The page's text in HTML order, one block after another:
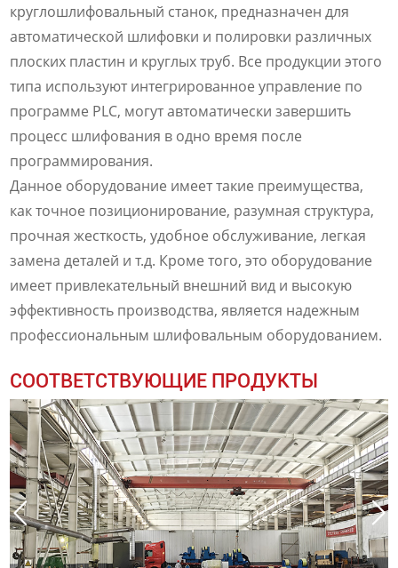
круглошлифовальный станок, предназначен для
автоматической шлифовки и полировки различных
плоских пластин и круглых труб. Все продукции этого
типа используют интегрированное управление по
программе PLC, могут автоматически завершить
процесс шлифования в одно время после
программирования.
Данное оборудование имеет такие преимущества,
как точное позиционирование, разумная структура,
прочная жесткость, удобное обслуживание, легкая
замена деталей и т.д. Кроме того, это оборудование
имеет привлекательный внешний вид и высокую
эффективность производства, является надежным
профессиональным шлифовальным оборудованием.
СООТВЕТСТВУЮЩИЕ ПРОДУКТЫ